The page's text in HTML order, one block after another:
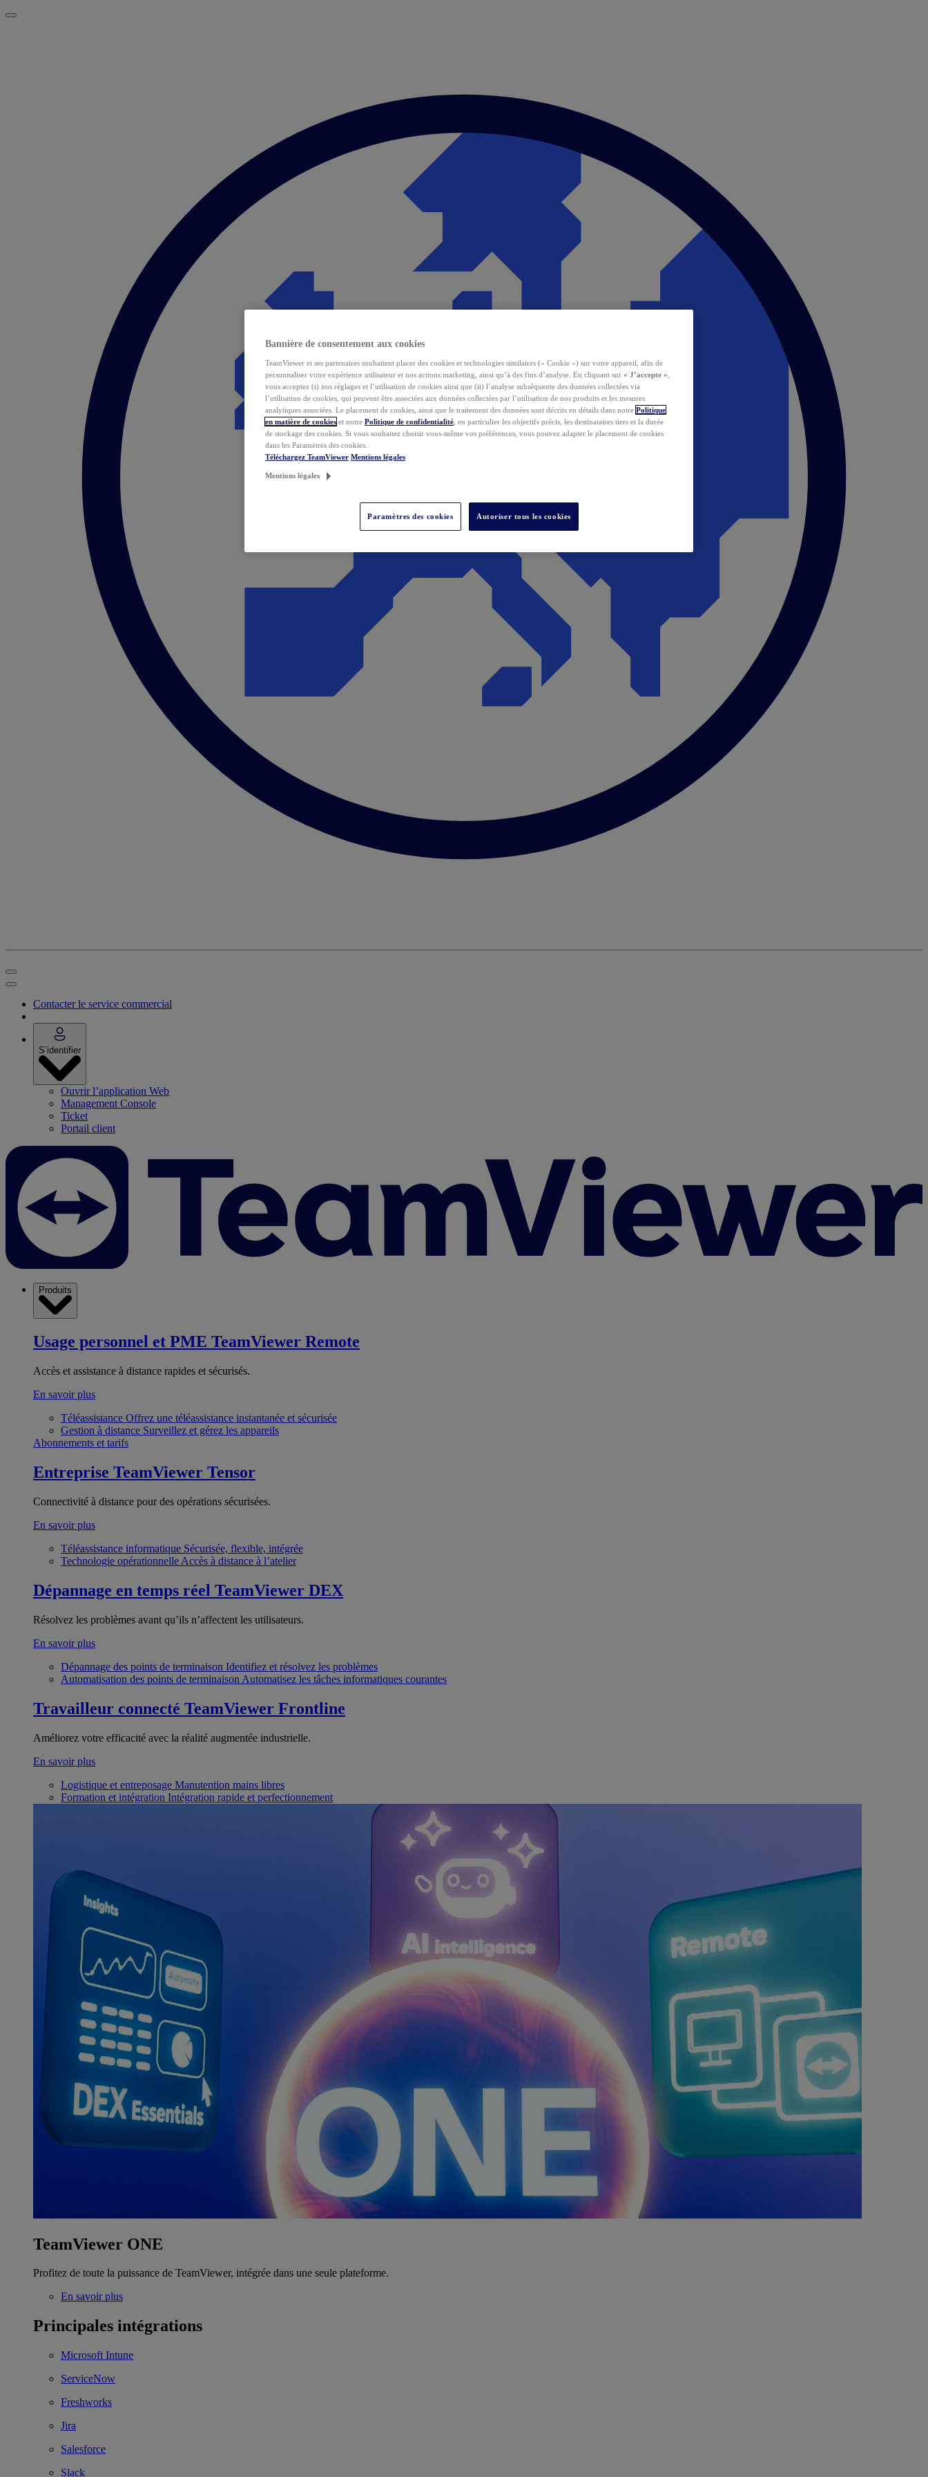
Contacter le service commercial
S’identifier
Ouvrir l’application Web
Management Console
Ticket
Portail client
Produits
Usage personnel et PME TeamViewer Remote
Accès et assistance à distance rapides et sécurisés.
En savoir plus
Téléassistance Offrez une téléassistance instantanée et sécurisée
Gestion à distance Surveillez et gérez les appareils
Abonnements et tarifs
Entreprise TeamViewer Tensor
Connectivité à distance pour des opérations sécurisées.
En savoir plus
Téléassistance informatique Sécurisée, flexible, intégrée
Technologie opérationnelle Accès à distance à l’atelier
Dépannage en temps réel TeamViewer DEX
Résolvez les problèmes avant qu’ils n’affectent les utilisateurs.
En savoir plus
Dépannage des points de terminaison Identifiez et résolvez les problèmes
Automatisation des points de terminaison Automatisez les tâches informatiques courantes
Travailleur connecté TeamViewer Frontline
Améliorez votre efficacité avec la réalité augmentée industrielle.
En savoir plus
Logistique et entreposage Manutention mains libres
Formation et intégration Intégration rapide et perfectionnement
TeamViewer ONE
Profitez de toute la puissance de TeamViewer, intégrée dans une seule plateforme.
En savoir plus
Principales intégrations
Microsoft Intune
ServiceNow
Freshworks
Jira
Salesforce
Slack
Bannière de consentement aux cookies
TeamViewer et ses partenaires souhaitent placer des cookies et technologies similaires (« Cookie ») sur votre appareil, afin de
personnaliser votre expérience utilisateur et nos actions marketing, ainsi qu’à des fins d’analyse. En cliquant sur « J’accepte »
vous acceptez (i) nos réglages et l’utilisation de cookies ainsi que (ii) l’analyse subséquente des données collectées via
l’utilisation de cookies, qui peuvent être associées aux données collectées par l’utilisation de nos produits et les mesures
analytiques associées. Le placement de cookies, ainsi que le traitement des données sont décrits en détails dans notre Politique
en matière de cookies et notre Politique de confidentialité , en particulier les objectifs précis, les destinataires tiers et la durée
de stockage des cookies. Si vous souhaitez choisir vous-même vos préférences, vous pouvez adapter le placement de cookies
dans les Paramètres des cookies.
Téléchargez TeamViewer Mentions légales
Mentions légales
Paramètres des cookies Autoriser tous les cookies